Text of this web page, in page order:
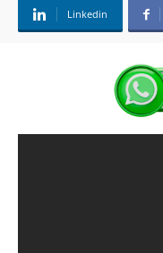
Linkedin